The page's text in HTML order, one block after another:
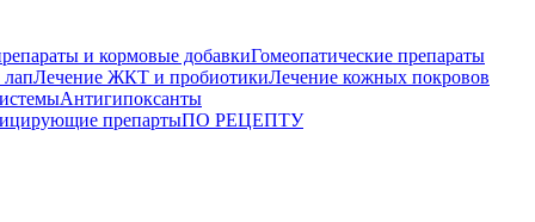
и кормовые добавкиГомеопатические препараты
Лечение ЖКТ и пробиотикиЛечение кожных покровов
Антигипоксанты
препартыПО РЕЦЕПТУ